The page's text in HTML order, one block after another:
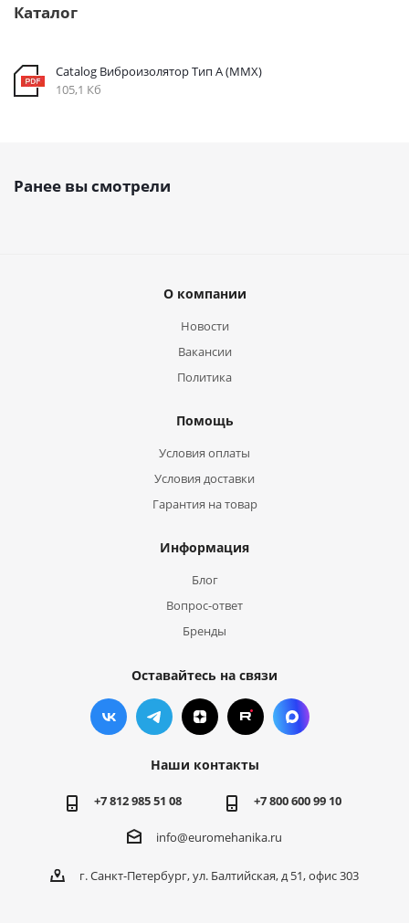
Каталог
Catalog Виброизолятор Тип A (MMX)
105,1 Кб
Ранее вы смотрели
О компании
Новости
Вакансии
Политика
Помощь
Условия оплаты
Условия доставки
Гарантия на товар
Информация
Блог
Вопрос-ответ
Бренды
Оставайтесь на связи
Наши контакты
+7 812 985 51 08 +7 800 600 99 10
info@euromehanika.ru
г. Санкт-Петербург, ул. Балтийская, д 51, офис 303